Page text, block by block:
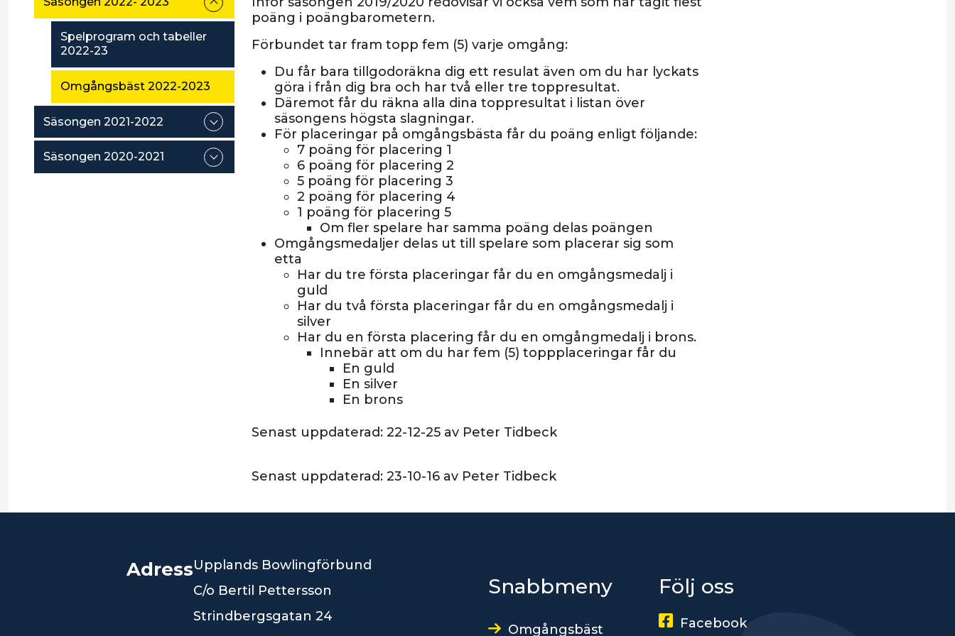
Spelprogram och tabeller
2022-23
Omgångsbäst 2022-2023
Säsongen 2021-2022
Säsongen 2020-2021
poäng i poängbarometern.
Förbundet tar fram topp fem (5) varje omgång:
Du får bara tillgodoräkna dig ett resulat även om du har lyckats
göra i från dig bra och har två eller tre toppresultat.
Däremot får du räkna alla dina toppresultat i listan över
säsongens högsta slagningar.
För placeringar på omgångsbästa får du poäng enligt följande:
7 poäng för placering 1
6 poäng för placering 2
5 poäng för placering 3
2 poäng för placering 4
1 poäng för placering 5
Om fler spelare har samma poäng delas poängen
Omgångsmedaljer delas ut till spelare som placerar sig som
etta
Har du tre första placeringar får du en omgångsmedalj i
guld
Har du två första placeringar får du en omgångsmedalj i
silver
Har du en första placering får du en omgångmedalj i brons.
Innebär att om du har fem (5) toppplaceringar får du
En guld
En silver
En brons
Senast uppdaterad: 22-12-25 av Peter Tidbeck
Senast uppdaterad: 23-10-16 av Peter Tidbeck
AdressUpplands Bowlingförbund
C/o Bertil Pettersson
Strindbergsgatan 24
Snabbmeny
Omgångsbäst
Följ oss
Facebook